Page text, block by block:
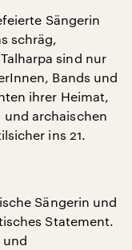
Sängerin
schräg,
sind nur
Bands und
ihrer Heimat,
archaischen
ins 21.
Sängerin und
Statement.
und